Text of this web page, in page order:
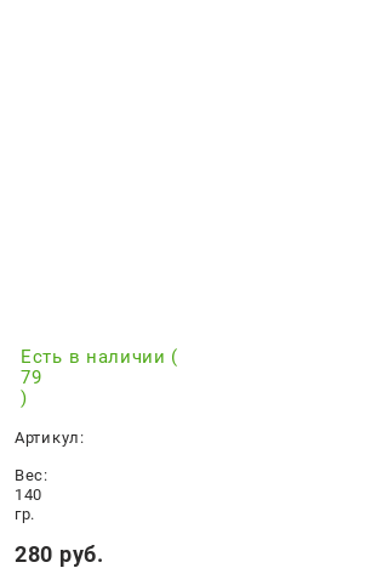
Есть в наличии (
79
)
Артикул:
Вес:
140
гр.
280 руб.